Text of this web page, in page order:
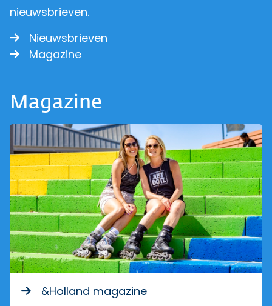
nieuwsbrieven.
Nieuwsbrieven
Magazine
Magazine
&Holland magazine